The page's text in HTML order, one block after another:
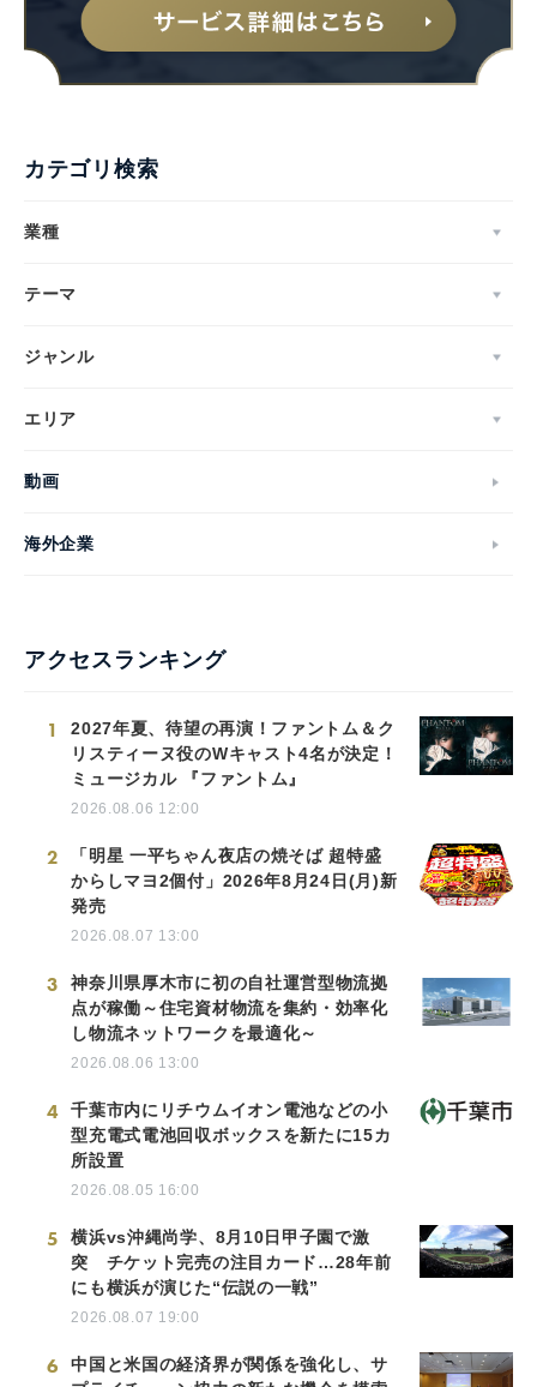
カテゴリ検索
業種
テーマ
ジャンル
エリア
動画
海外企業
アクセスランキング
1
2027年夏、待望の再演！ファントム＆ク
リスティーヌ役のWキャスト4名が決定！
ミュージカル 『ファントム』
2026.08.06 12:00
2
「明星 一平ちゃん夜店の焼そば 超特盛
からしマヨ2個付」2026年8月24日(月)新
発売
2026.08.07 13:00
3
神奈川県厚木市に初の自社運営型物流拠
点が稼働～住宅資材物流を集約・効率化
し物流ネットワークを最適化～
2026.08.06 13:00
4
千葉市内にリチウムイオン電池などの小
型充電式電池回収ボックスを新たに15カ
所設置
2026.08.05 16:00
5
横浜vs沖縄尚学、8月10日甲子園で激
突 チケット完売の注目カード…28年前
にも横浜が演じた“伝説の一戦”
2026.08.07 19:00
6
中国と米国の経済界が関係を強化し、サ